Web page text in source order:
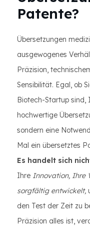
Patente?
Übersetzungen
ausgewogenes
Präzision,
Sensibilität. Egal, ob
Biotech-Startup
hochwertige
sondern eine
Mal ein übersetztes
Es handelt sich
Ihre Innovation, Ihre
sorgfältig entwickelt,
den Test der Zeit zu
Präzision alles ist,